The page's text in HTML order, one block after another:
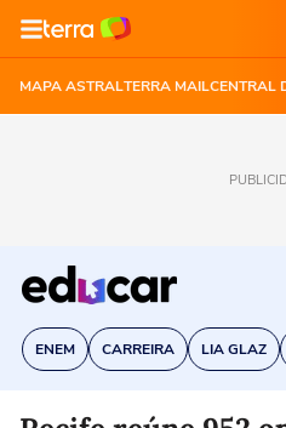
MAPA ASTRALTERRA MAILCENTRAL
ENEM CARREIRA LIA GLAZ